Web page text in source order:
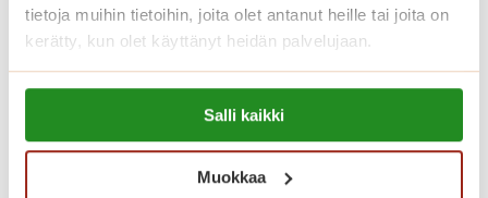
tietoja muihin tietoihin, joita olet antanut heille tai joita on
kerätty, kun olet käyttänyt heidän palvelujaan.
Lue lisää evästeistä:
https://sagacare.fi/evasteet/
Salli kaikki
Muokkaa
avara pohjaratkaisu, nykyaikainen
keittiö, esteetön kylpyhuone sekä
turvapuhelin. Lähes kaikissa
asunnoissa on lasitettu parveke.
Palvelutalon ensimmäisessä